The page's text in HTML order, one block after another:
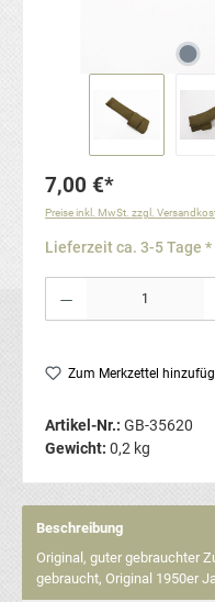
7,00 €*
Preise inkl. MwSt. zzgl.
Lieferzeit ca. 3-5 Tage *
Zum Merkzettel
Artikel-Nr.: GB-35620
Gewicht: 0,2 kg
Beschreibung
Original, guter gebrauchter
gebraucht, Original 1950er